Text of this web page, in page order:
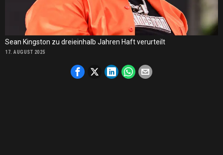
Sean Kingston zu dreieinhalb Jahren Haft verurteilt
17. AUGUST 2025